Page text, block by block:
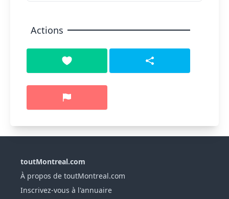
Actions
toutMontreal.com
À propos de toutMontreal.com
Inscrivez-vous à l'annuaire